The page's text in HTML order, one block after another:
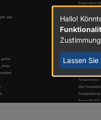
Hallo!
Lassen